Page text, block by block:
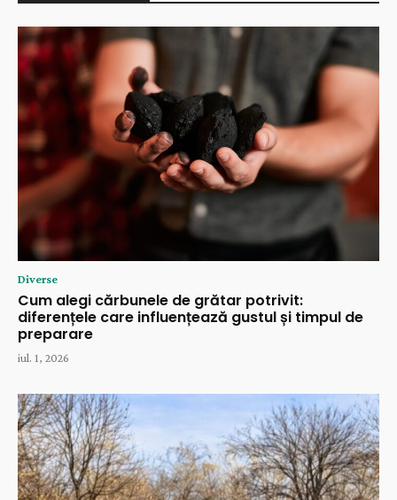
Diverse
Cum alegi cărbunele de grătar potrivit:
diferențele care influențează gustul și timpul de
preparare
iul. 1, 2026